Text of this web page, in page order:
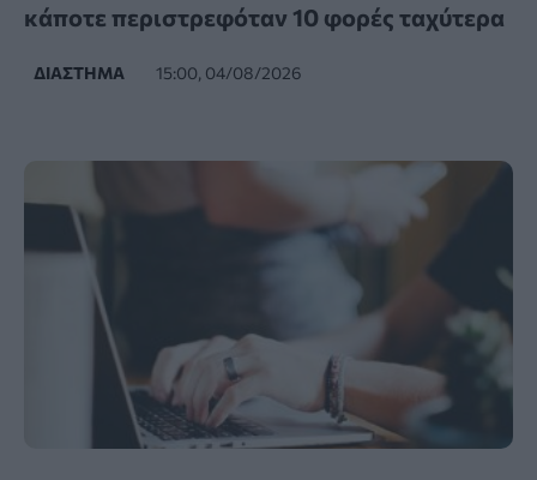
κάποτε περιστρεφόταν 10 φορές ταχύτερα
ΔΙΆΣΤΗΜΑ 15:00, 04/08/2026